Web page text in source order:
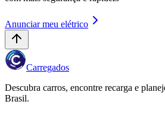
Anunciar meu elétrico
Carregados
Descubra carros, encontre recarga e
Brasil.